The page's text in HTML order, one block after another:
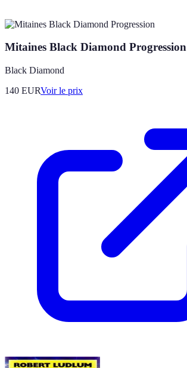
Mitaines Black Diamond Progression
Black Diamond
140 EURVoir le prix